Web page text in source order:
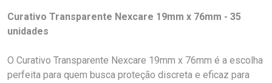
Curativo Transparente Nexcare 19mm x 76mm - 35
unidades
O Curativo Transparente Nexcare 19mm x 76mm é a escolha
perfeita para quem busca proteção discreta e eficaz para